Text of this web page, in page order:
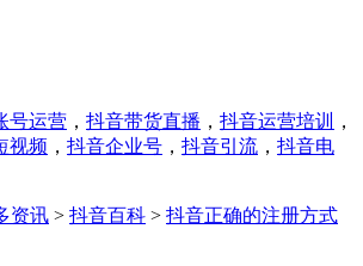
号运营 ， 抖音带货直播 ， 抖音运营培训
，
视频 ， 抖音企业号 ， 抖音引流 ， 抖音电
资讯 > 抖音百科 > 抖音正确的注册方式